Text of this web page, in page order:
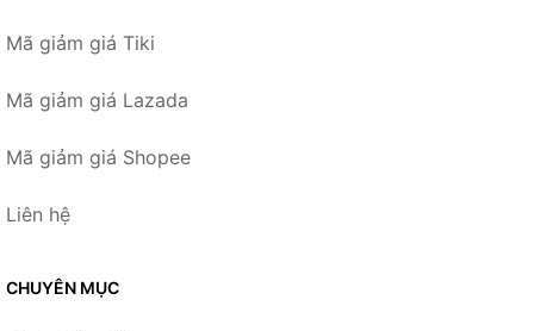
Mã giảm giá Tiki
Mã giảm giá Lazada
Mã giảm giá Shopee
Liên hệ
CHUYÊN MỤC